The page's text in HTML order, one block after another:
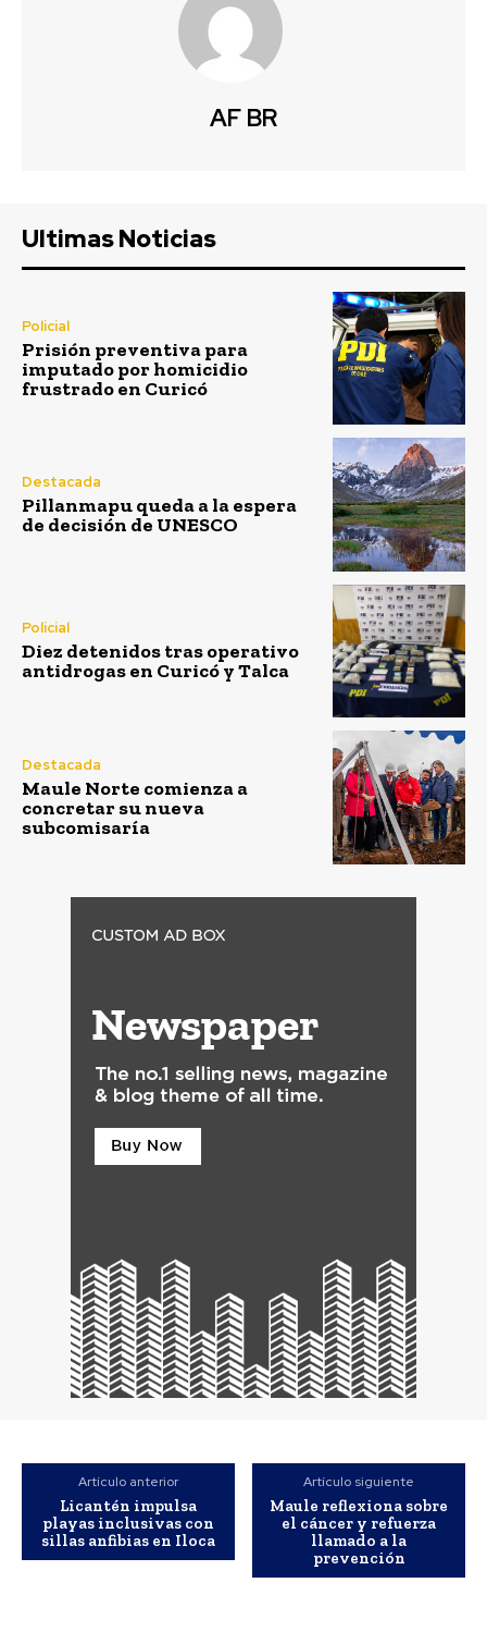
AF BR
Ultimas Noticias
Policial
Prisión preventiva para
imputado por homicidio
frustrado en Curicó
Destacada
Pillanmapu queda a la espera
de decisión de UNESCO
Policial
Diez detenidos tras operativo
antidrogas en Curicó y Talca
Destacada
Maule Norte comienza a
concretar su nueva
subcomisaría
Artículo anterior
Licantén impulsa
playas inclusivas con
sillas anfibias en Iloca
Artículo siguiente
Maule reflexiona sobre
el cáncer y refuerza
llamado a la
prevención